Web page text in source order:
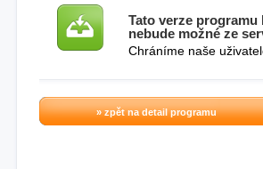
Tato verze
nebude možné ze
Chráníme naše
» zpět na detail programu